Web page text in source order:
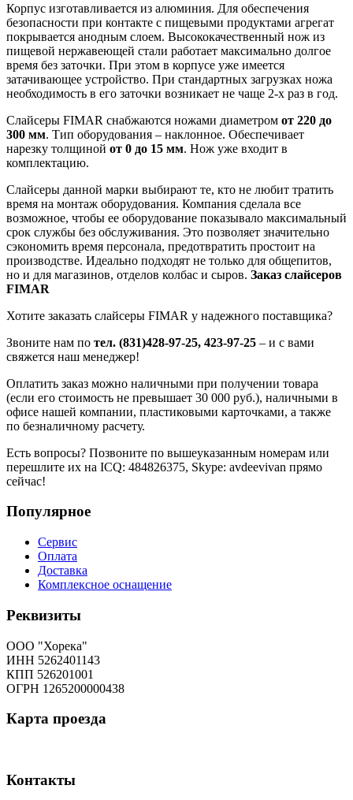
Корпус изготавливается из алюминия. Для обеспечения
безопасности при контакте с пищевыми продуктами агрегат
покрывается анодным слоем. Высококачественный нож из
пищевой нержавеющей стали работает максимально долгое
время без заточки. При этом в корпусе уже имеется
затачивающее устройство. При стандартных загрузках ножа
необходимость в его заточки возникает не чаще 2-х раз в год.
Слайсеры FIMAR снабжаются ножами диаметром от 220 до
300 мм. Тип оборудования – наклонное. Обеспечивает
нарезку толщиной от 0 до 15 мм. Нож уже входит в
комплектацию.
Слайсеры данной марки выбирают те, кто не любит тратить
время на монтаж оборудования. Компания сделала все
возможное, чтобы ее оборудование показывало максимальный
срок службы без обслуживания. Это позволяет значительно
сэкономить время персонала, предотвратить простоит на
производстве. Идеально подходят не только для общепитов,
но и для магазинов, отделов колбас и сыров. Заказ слайсеров
FIMAR
Хотите заказать слайсеры FIMAR у надежного поставщика?
Звоните нам по тел. (831)428-97-25, 423-97-25 – и с вами
свяжется наш менеджер!
Оплатить заказ можно наличными при получении товара
(если его стоимость не превышает 30 000 руб.), наличными в
офисе нашей компании, пластиковыми карточками, а также
по безналичному расчету.
Есть вопросы? Позвоните по вышеуказанным номерам или
перешлите их на ICQ: 484826375, Skype: avdeevivan прямо
сейчас!
Популярное
Сервис
Оплата
Доставка
Комплексное оснащение
Реквизиты
ООО "Хорека"
ИНН 5262401143
КПП 526201001
ОГРН 1265200000438
Карта проезда
Контакты